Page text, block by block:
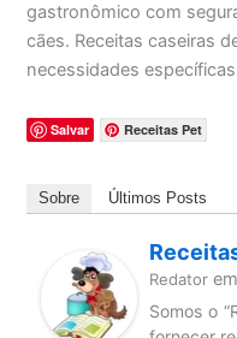
gastronômico com
cães. Receitas caseiras
necessidades
Salvar Receitas Pet
Sobre Últimos Posts
Redator em
Somos o